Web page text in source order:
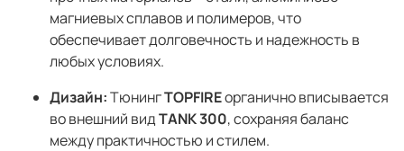
магниевых сплавов и полимеров, что
обеспечивает долговечность и надежность в
любых условиях.
Дизайн:ТюнингTOPFIREорганично вписывается
во внешний видTANK 300, сохраняя баланс
между практичностью и стилем.